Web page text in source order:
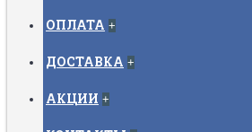
ОПЛАТА +
ДОСТАВКА +
АКЦИИ +